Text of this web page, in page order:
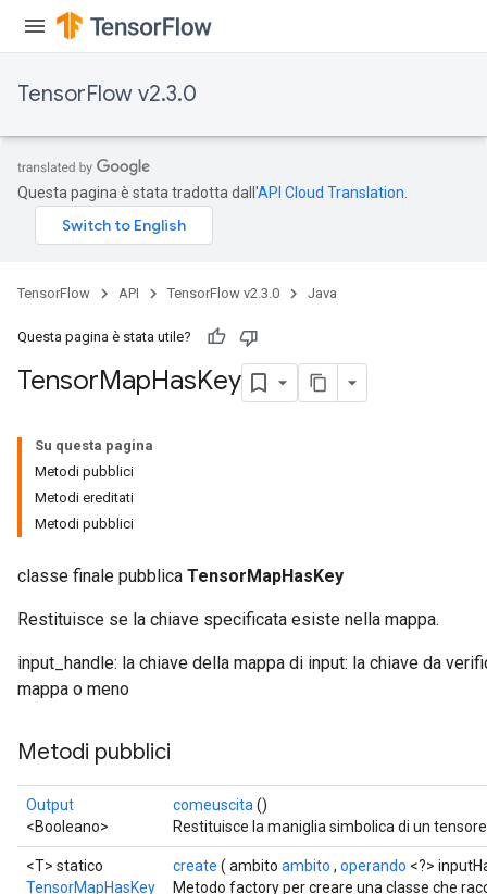
TensorFlow v2.3.0
Questa pagina è stata tradotta dall'API Cloud Translation
TensorFlow API TensorFlow v2.3.0 Java
Questa pagina è stata utile?
TensorMapHasKey
Su questa pagina
Metodi pubblici
Metodi ereditati
Metodi pubblici
classe finale pubblica TensorMapHasKey
Restituisce se la chiave specificata esiste nella mappa.
input_handle: la chiave della mappa di input: la chiave da
mappa o meno
Metodi pubblici
Output
<Booleano>
comeuscita ()
Restituisce la maniglia simbolica di un
<T> statico
TensorMapHasKey
create ( ambito ambito , operando <?>
Metodo factory per creare una classe che